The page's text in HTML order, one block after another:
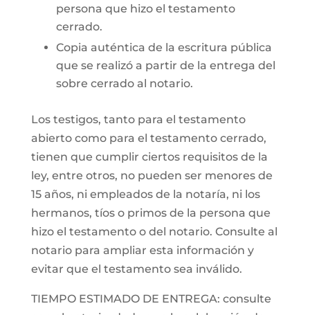
persona que hizo el testamento
cerrado.
Copia auténtica de la escritura pública
que se realizó a partir de la entrega del
sobre cerrado al notario.
Los testigos, tanto para el testamento
abierto como para el testamento cerrado,
tienen que cumplir ciertos requisitos de la
ley, entre otros, no pueden ser menores de
15 años, ni empleados de la notaría, ni los
hermanos, tíos o primos de la persona que
hizo el testamento o del notario. Consulte al
notario para ampliar esta información y
evitar que el testamento sea inválido.
TIEMPO ESTIMADO DE ENTREGA: consulte